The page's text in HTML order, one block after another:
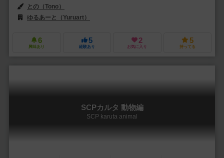
との（Tono）
ゆるあーと（Yuruart）
6
興味あり
5
経験あり
2
お気に入り
5
持ってる
SCPカルタ 動物編
SCP karuta animal